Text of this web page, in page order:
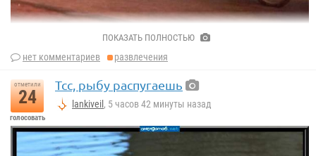
ПОКАЗАТЬ ПОЛНОСТЬЮ
нет комментариев развлечения
отметили
24
голосовать
Tcc, рыбу распугаешь
lankiveil , 5 часов 42 минуты назад